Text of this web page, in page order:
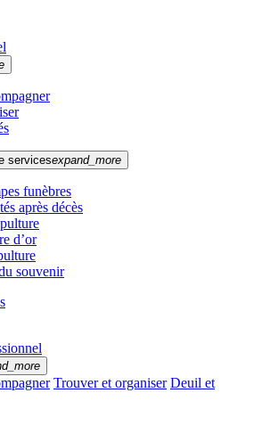
servicesexpand_more
funèbres
après décès
d’or
souvenir
Trouver et organiser Deuil et